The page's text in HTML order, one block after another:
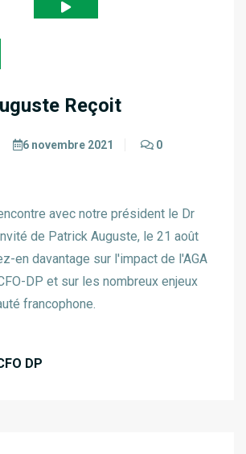
Reçoit
6 novembre 2021
0
avec notre président le Dr
de Patrick Auguste, le 21 août
en davantage sur l'impact de l'AGA
DP et sur les nombreux enjeux
francophone.
DP